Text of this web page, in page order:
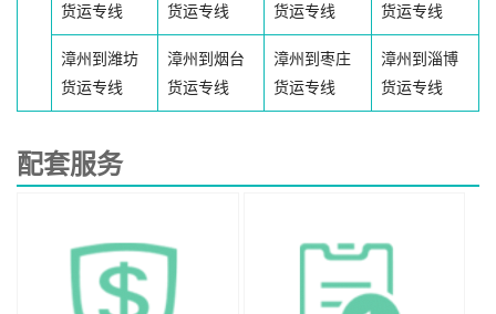
货运专线
货运专线
货运专线
货运专线
漳州到潍坊
货运专线
漳州到烟台
货运专线
漳州到枣庄
货运专线
漳州到淄博
货运专线
配套服务